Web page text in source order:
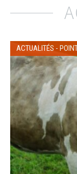
ACTUALITÉS -